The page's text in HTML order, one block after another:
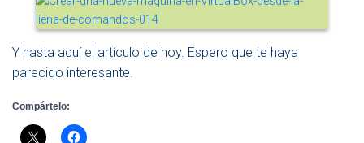
Y hasta aquí el artículo de hoy. Espero que te haya
parecido interesante.
Compártelo: